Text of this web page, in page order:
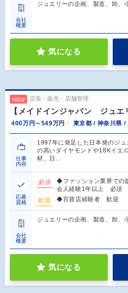
会社
概要
ジュエリーの企画、製造、卸、
気になる
NEW 店長・販売・店舗管理
【メイドインジャパン ジュエ
400万円～549万円 東京都 / 神奈川県
仕事
内容
1997年に発足した日本発のジ
の高いダイヤモンドや18Kイエ
材、日…
応募
資格
必須
◆ファッション業界で
会人経験1年以上 必須
歓迎
◆百貨店経験者 歓迎
会社
概要
ジュエリーの企画、製造、卸、
気になる